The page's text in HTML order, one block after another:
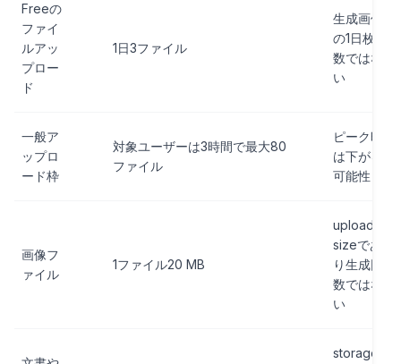
Freeの
ファイ
ルアッ
プロー
ド
1日3ファイル
生成画像
の1日枚
数ではな
い
一般ア
ップロ
ード枠
対象ユーザーは3時間で最大80
ファイル
ピーク時
は下がる
可能性
画像フ
ァイル
1ファイル20 MB
upload
sizeであ
り生成回
数ではな
い
storage